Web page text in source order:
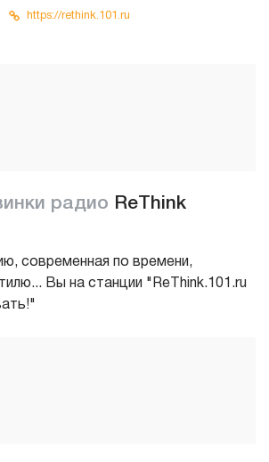
https://rethink.101.ru
радио ReThink
современная по времени,
Вы на станции "ReThink.101.ru